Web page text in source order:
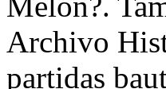
Archivo
partidas